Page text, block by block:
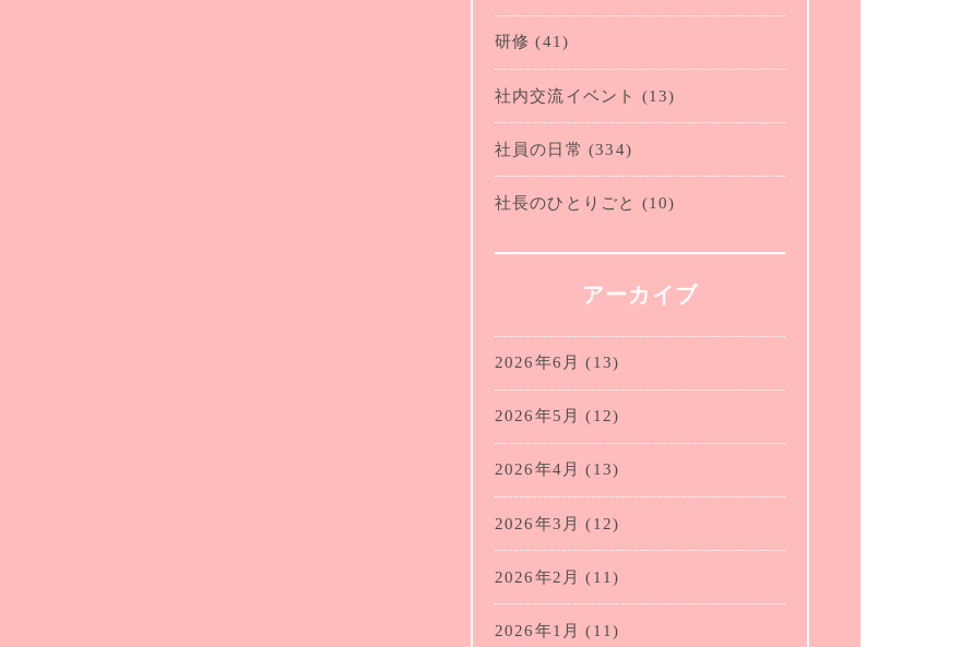
研修 (41)
社内交流イベント (13)
社員の日常 (334)
社長のひとりごと (10)
アーカイブ
2026年6月 (13)
2026年5月 (12)
2026年4月 (13)
2026年3月 (12)
2026年2月 (11)
2026年1月 (11)